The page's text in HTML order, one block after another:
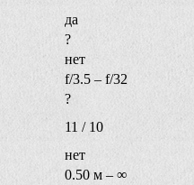
да
?
нет
f/3.5 – f/32
?
11 / 10
нет
0.50 м – ∞